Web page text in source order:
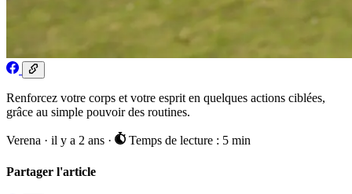
Renforcez votre corps et votre esprit en quelques actions ciblées,
grâce au simple pouvoir des routines.
Verena · il y a 2 ans · Temps de lecture : 5 min
Partager l'article